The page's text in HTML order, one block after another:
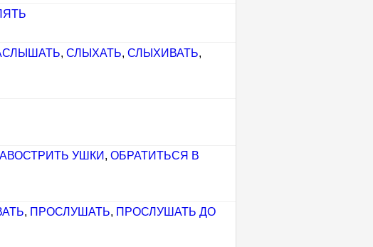
, СЛЫХАТЬ, СЛЫХИВАТЬ,
УШКИ , ОБРАТИТЬСЯ В
, ПРОСЛУШАТЬ, ПРОСЛУШАТЬ ДО